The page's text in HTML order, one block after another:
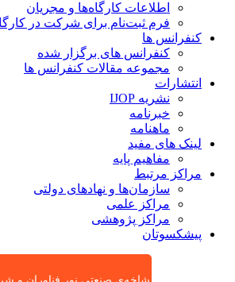
اطلاعات کارگاه‌ها و مجریان
فرم ثبت‌نام برای شرکت در کارگاه
کنفرانس ها
کنفرانس های برگزار شده
مجموعه مقالات کنفرانس ها
انتشارات
نشریه IJOP
خبرنامه
ماهنامه
لینک های مفید
مفاهیم پایه
مراکز مرتبط
سازمان‌ها و نهادهای دولتی
مراکز علمی
مراکز پژوهشی
پیشکسوتان